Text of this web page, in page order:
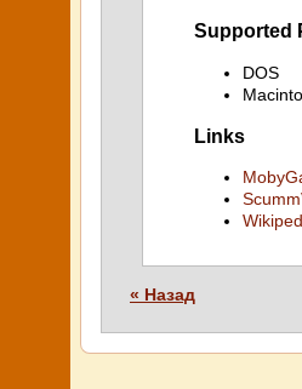
Supported
DOS
Links
« Назад